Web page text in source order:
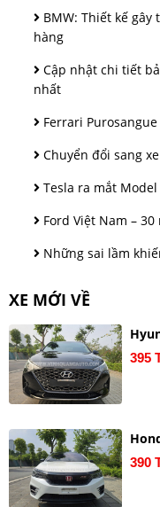
BMW: Thiết kế
hàng
Cập nhật chi tiết
nhất
Ferrari
Chuyển đổi sang
Tesla ra mắt
Ford Việt Nam –
Những sai lầm
XE MỚI VỀ
395
390